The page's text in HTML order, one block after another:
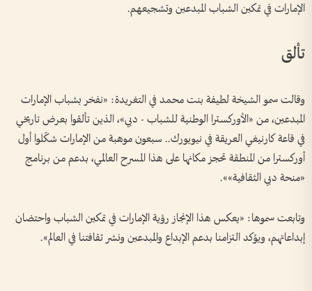
الإمارات في تمكين الشباب المبدعين وتشجيعهم.
تألق
وقالت سمو الشيخة لطيفة بنت محمد في التغريدة: «نفخر بشباب الإمارات
المبدعين، من «الأوركسترا الوطنية للشباب - دبي»، الذين تألقوا بعرض تاريخي
في قاعة كارنيغي العريقة في نيويورك.. سبعون موهبة من الإمارات شكّلوا أول
أوركسترا من المنطقة تحجز مكانها على هذا المسرح العالمي، بدعم من برنامج
«منحة دبي الثقافية»».
‏وتابعت سموها: «يعكس هذا الإنجاز رؤية الإمارات في تمكين الشباب واحتضان
إبداعاتهم، ويؤكد التزامنا بدعم الإبداع والمبدعين ونشر ثقافتنا في العالم».